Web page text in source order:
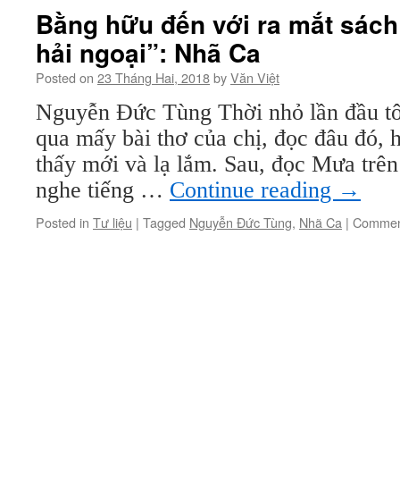
ngoại
sau
Nhã
Ca
Nụ
hồng
Bằng hữu đến với ra mắt
hải ngoại”: Nhã Ca
Posted on 23 Tháng Hai, 2018byVăn Việt
Nguyễn Đức Tùng Thời nhỏ lần đầu
qua mấy bài thơ của chị, đọc đâu đó,
thấy mới và lạ lắm. Sau, đọc Mưa
nghe tiếng … Continue reading →
Posted in Tư liệu | Tagged Nguyễn Đức Tùng, Nhã Ca |